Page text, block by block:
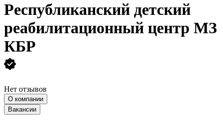
Республиканский детский
реабилитационный центр МЗ
КБР
Нет отзывов
О компании
Вакансии